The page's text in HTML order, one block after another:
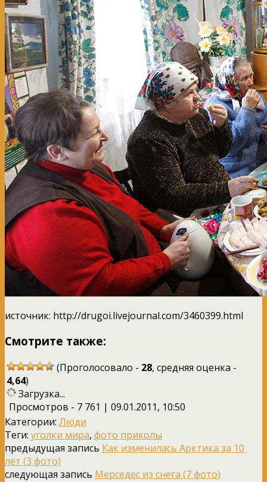
источник: http://drugoi.livejournal.com/3460399.html
Смотрите также:
(Проголосовало - 28, средняя оценка -
4,64)
Загрузка...
Просмотров - 7 761 | 09.01.2011, 10:50
Категории: Люди
Теги: уголки мира, фото приколы
предыдущая запись Как изменилась Арктика за 10
лет (3 фото)
следующая запись Мерседес из снега (7 фото)